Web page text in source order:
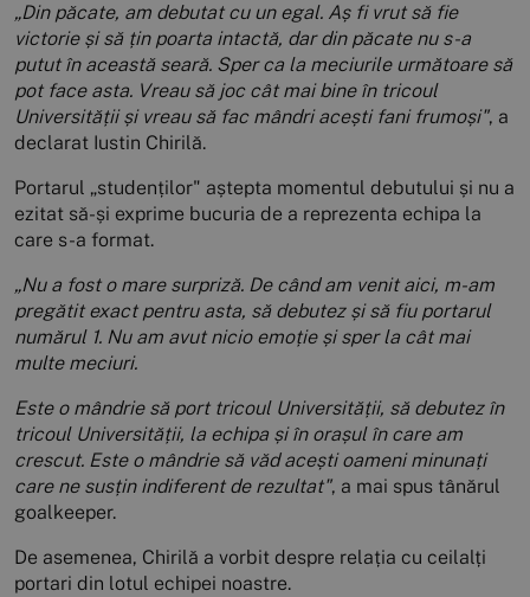
„Din păcate, am debutat cu un egal. Aș fi vrut să fie
victorie și să țin poarta intactă, dar din păcate nu s-a
putut în această seară. Sper ca la meciurile următoare să
pot face asta. Vreau să joc cât mai bine în tricoul
Universității și vreau să fac mândri acești fani frumoși", a
declarat Iustin Chirilă.
Portarul „studenților" aștepta momentul debutului și nu a
ezitat să-și exprime bucuria de a reprezenta echipa la
care s-a format.
„Nu a fost o mare surpriză. De când am venit aici, m-am
pregătit exact pentru asta, să debutez și să fiu portarul
numărul 1. Nu am avut nicio emoție și sper la cât mai
multe meciuri.
Este o mândrie să port tricoul Universității, să debutez în
tricoul Universității, la echipa și în orașul în care am
crescut. Este o mândrie să văd acești oameni minunați
care ne susțin indiferent de rezultat", a mai spus tânărul
goalkeeper.
De asemenea, Chirilă a vorbit despre relația cu ceilalți
portari din lotul echipei noastre.